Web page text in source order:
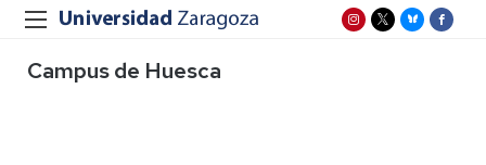
Campus de Huesca